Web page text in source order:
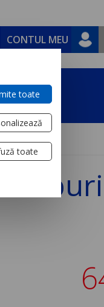
CONTUL MEU
toate
toate